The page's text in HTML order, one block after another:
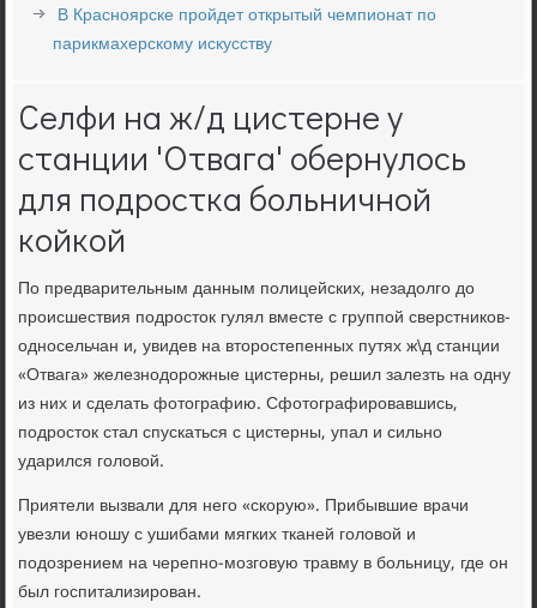
В Красноярске пройдет открытый чемпионат по
парикмахерскому искусству
Селфи на ж/д цистерне у
станции 'Отвага' обернулось
для подростка больничной
койкой
По предварительным данным полицейских, незадолго до
происшествия подросток гулял вместе с группой сверстников-
односельчан и, увидев на второстепенных путях ж\д станции
«Отвага» железнодорожные цистерны, решил залезть на одну
из них и сделать фотографию. Сфотографировавшись,
подросток стал спускаться с цистерны, упал и сильно
ударился головой.
Приятели вызвали для него «скорую». Прибывшие врачи
увезли юношу с ушибами мягких тканей головой и
подозрением на черепно-мозговую травму в больницу, где он
был госпитализирован.